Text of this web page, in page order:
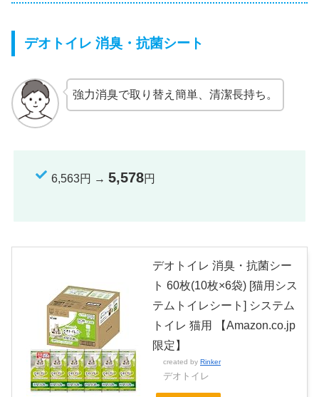
デオトイレ 消臭・抗菌シート
強力消臭で取り替え簡単、清潔長持ち。
6,563円 →5,578円
デオトイレ 消臭・抗菌シー
ト 60枚(10枚×6袋) [猫用シス
テムトイレシート] システム
トイレ 猫用 【Amazon.co.jp
限定】
created by Rinker
デオトイレ